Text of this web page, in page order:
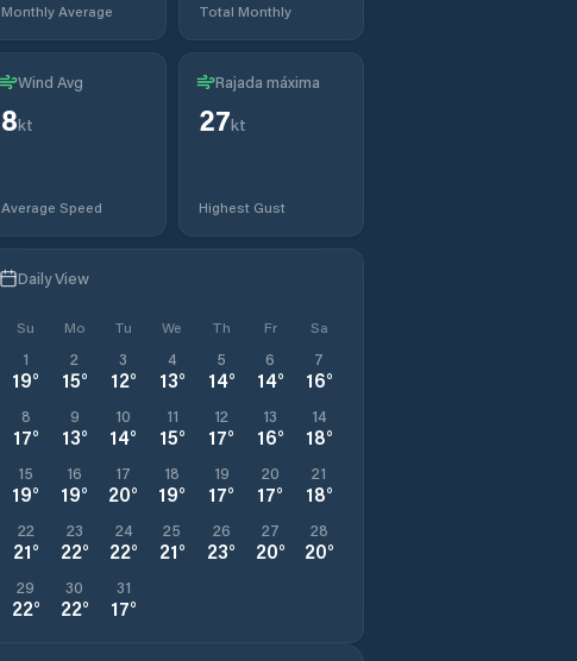
Monthly Average Total Monthly
Wind Avg
8kt
Average Speed
Rajada máxima
27kt
Highest Gust
Daily View
Su Mo Tu We Th Fr Sa
1
19°
2
15°
3
12°
4
13°
5
14°
6
14°
7
16°
8
17°
9
13°
10
14°
11
15°
12
17°
13
16°
14
18°
15
19°
16
19°
17
20°
18
19°
19
17°
20
17°
21
18°
22
21°
23
22°
24
22°
25
21°
26
23°
27
20°
28
20°
29
22°
30
22°
31
17°